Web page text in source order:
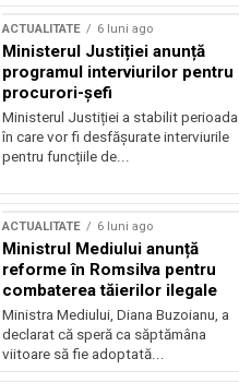
ACTUALITATE 6 luni ago
Ministerul Justiției anunță
programul interviurilor pentru
procurori-șefi
Ministerul Justiției a stabilit perioada
în care vor fi desfășurate interviurile
pentru funcțiile de...
ACTUALITATE 6 luni ago
Ministrul Mediului anunță
reforme în Romsilva pentru
combaterea tăierilor ilegale
Ministra Mediului, Diana Buzoianu, a
declarat că speră ca săptămâna
viitoare să fie adoptată...